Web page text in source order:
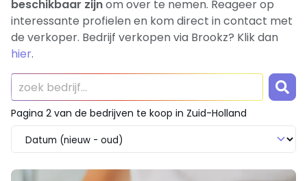
beschikbaar zijnom over te nemen. Reageer op
interessante profielen en kom direct in contact met
de verkoper. Bedrijf verkopen via Brookz? Klik dan
hier.
Pagina 2 van de bedrijven te koop in Zuid-Holland